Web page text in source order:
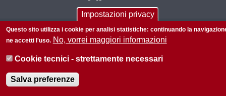
© 2026 Università di Padova - Tutti i diritti riservati
Informazioni su questo sito Accessibilità | Privacy policy
Impostazioni privacy
Questo sito utilizza i cookie per analisi statistiche: continuando la
ne accetti l'uso. No, vorrei maggiori informazioni
Cookie tecnici - strettamente necessari
Salva preferenze